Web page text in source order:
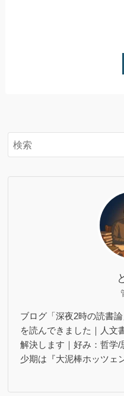
ブログ「深夜2時の読書
を読んできました｜人文
解決します｜好み：哲学/
少期は『大泥棒ホッツェ